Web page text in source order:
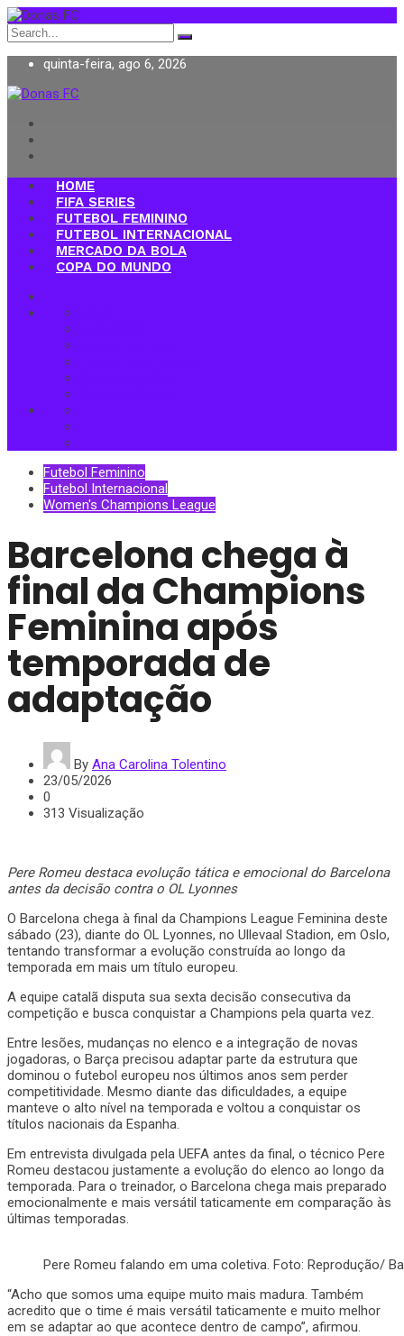
Search
for:
quinta-feira, ago 6, 2026
Donas FC
HOME
FIFA SERIES
FUTEBOL FEMININO
FUTEBOL INTERNACIONAL
MERCADO DA BOLA
COPA DO MUNDO
Futebol Feminino
Futebol Internacional
Women's Champions League
Barcelona chega à
final da Champions
Feminina após
temporada de
adaptação
By Ana Carolina Tolentino
23/05/2026
0
313 Visualização
Pere Romeu destaca evolução tática e emocional do Barcelona
antes da decisão contra o OL Lyonnes
O Barcelona chega à final da Champions League Feminina deste
sábado (23), diante do OL Lyonnes, no Ullevaal Stadion, em Oslo,
tentando transformar a evolução construída ao longo da
temporada em mais um título europeu.
A equipe catalã disputa sua sexta decisão consecutiva da
competição e busca conquistar a Champions pela quarta vez.
Entre lesões, mudanças no elenco e a integração de novas
jogadoras, o Barça precisou adaptar parte da estrutura que
dominou o futebol europeu nos últimos anos sem perder
competitividade. Mesmo diante das dificuldades, a equipe
manteve o alto nível na temporada e voltou a conquistar os
títulos nacionais da Espanha.
Em entrevista divulgada pela UEFA antes da final, o técnico Pere
Romeu destacou justamente a evolução do elenco ao longo da
temporada. Para o treinador, o Barcelona chega mais preparado
emocionalmente e mais versátil taticamente em comparação às
últimas temporadas.
Pere Romeu falando em uma coletiva. Foto: Reprodução/
“Acho que somos uma equipe muito mais madura. Também
acredito que o time é mais versátil taticamente e muito melhor
em se adaptar ao que acontece dentro de campo”, afirmou.